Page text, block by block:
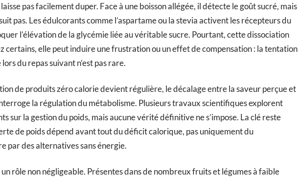
pas facilement duper. Face à une boisson allégée, il détecte le goût sucré, mais
pas. Les édulcorants comme l’aspartame ou la stevia activent les récepteurs du
l’élévation de la glycémie liée au véritable sucre. Pourtant, cette dissociation
certains, elle peut induire une frustration ou un effet de compensation : la tentation
du repas suivant n’est pas rare.
de produits zéro calorie devient régulière, le décalage entre la saveur perçue et
la régulation du métabolisme. Plusieurs travaux scientifiques explorent
sur la gestion du poids, mais aucune vérité définitive ne s’impose. La clé reste
de poids dépend avant tout du déficit calorique, pas uniquement du
par des alternatives sans énergie.
rôle non négligeable. Présentes dans de nombreux fruits et légumes à faible